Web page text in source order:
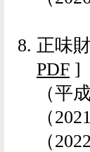
正味
PDF ]
（平
（
（